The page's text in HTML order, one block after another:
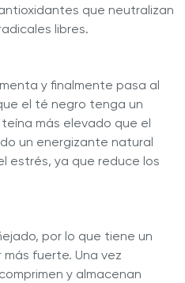
que neutralizan
libres.
y finalmente pasa al
el té negro tenga un
más elevado que el
un energizante natural
estrés, ya que reduce los
por lo que tiene un
fuerte. Una vez
y almacenan